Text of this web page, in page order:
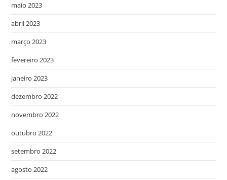
maio 2023
abril 2023
março 2023
fevereiro 2023
janeiro 2023
dezembro 2022
novembro 2022
outubro 2022
setembro 2022
agosto 2022